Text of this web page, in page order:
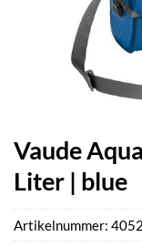
Vaude
Liter | blue
Artikelnummer: